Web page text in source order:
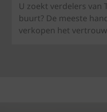
U zoekt verdelers van
buurt? De meeste
verkopen het